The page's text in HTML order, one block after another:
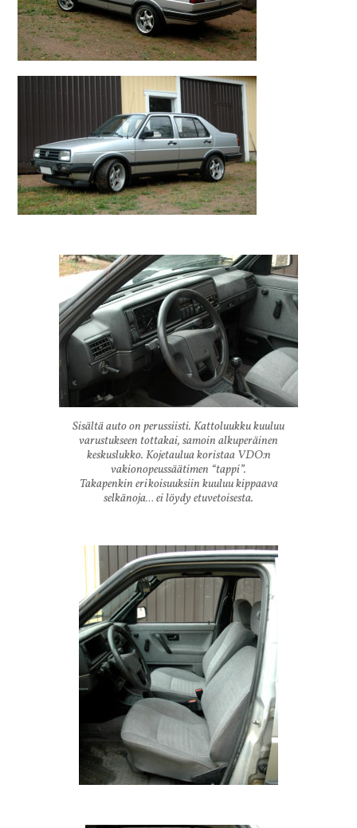
Sisältä auto on perussiisti. Kattoluukku kuuluu
varustukseen tottakai, samoin alkuperäinen
keskuslukko. Kojetaulua koristaa VDO:n
vakionopeussäätimen “tappi”.
Takapenkin erikoisuuksiin kuuluu kippaava
selkänoja… ei löydy etuvetoisesta.